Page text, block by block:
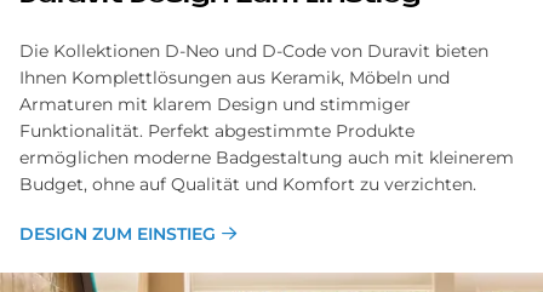
Die Kollektionen D-Neo und D-Code von Duravit bieten
Ihnen Komplettlösungen aus Keramik, Möbeln und
Armaturen mit klarem Design und stimmiger
Funktionalität. Perfekt abgestimmte Produkte
ermöglichen moderne Badgestaltung auch mit kleinerem
Budget, ohne auf Qualität und Komfort zu verzichten.
DESIGN ZUM EINSTIEG